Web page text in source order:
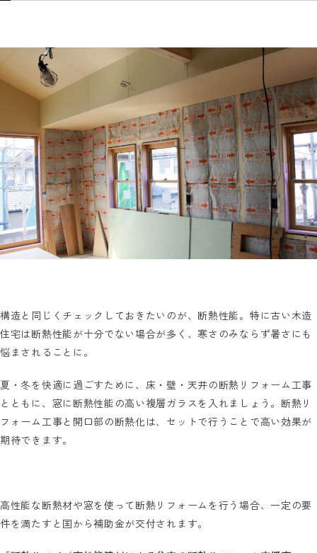
構造と同じくチェックしておきたいのが、断熱性能。特に古い木造
住宅は断熱性能が十分でない場合が多く、寒さのみならず暑さにも
悩まされることに。
夏・冬を快適に過ごすために、床・壁・天井の断熱リフォーム工事
とともに、窓に断熱性能の高い複層ガラスを入れましょう。断熱リ
フォーム工事と開口部の断熱化は、セットで行うことで高い効果が
期待できます。
高性能な断熱材や窓を使って断熱リフォームを行う場合、一定の要
件を満たすと国から補助金が交付されます。